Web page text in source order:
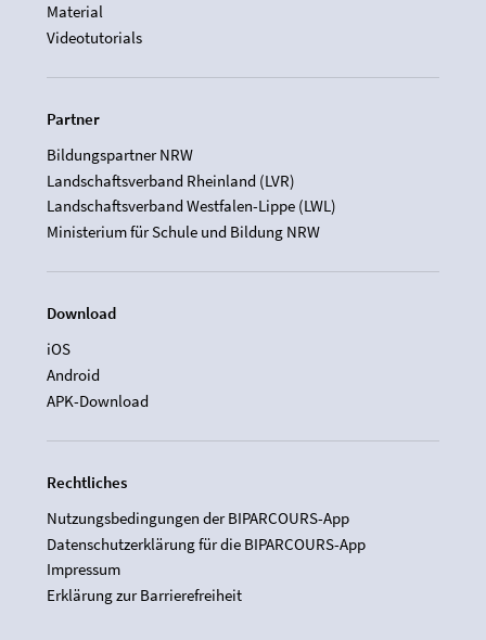
Material
Videotutorials
Partner
Bildungspartner NRW
Landschaftsverband Rheinland (LVR)
Landschaftsverband Westfalen-Lippe (LWL)
Ministerium für Schule und Bildung NRW
Download
iOS
Android
APK-Download
Rechtliches
Nutzungsbedingungen der BIPARCOURS-App
Datenschutzerklärung für die BIPARCOURS-App
Impressum
Erklärung zur Barrierefreiheit